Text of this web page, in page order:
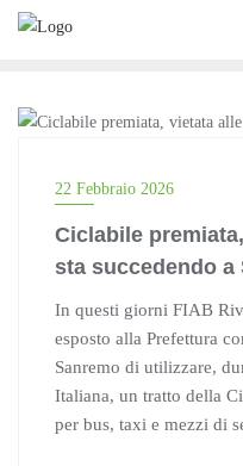
Skip
22 Febbraio 2026
Ciclabile
sta succedendo a
In questi giorni FIAB
esposto alla Prefettura
Sanremo di utilizzare,
Italiana, un tratto della
per bus, taxi e mezzi di